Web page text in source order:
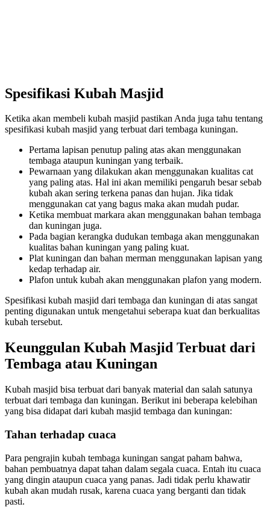
Spesifikasi Kubah Masjid
Ketika akan membeli kubah masjid pastikan Anda juga tahu tentang
spesifikasi kubah masjid yang terbuat dari tembaga kuningan.
Pertama lapisan penutup paling atas akan menggunakan
tembaga ataupun kuningan yang terbaik.
Pewarnaan yang dilakukan akan menggunakan kualitas cat
yang paling atas. Hal ini akan memiliki pengaruh besar sebab
kubah akan sering terkena panas dan hujan. Jika tidak
menggunakan cat yang bagus maka akan mudah pudar.
Ketika membuat markara akan menggunakan bahan tembaga
dan kuningan juga.
Pada bagian kerangka dudukan tembaga akan menggunakan
kualitas bahan kuningan yang paling kuat.
Plat kuningan dan bahan merman menggunakan lapisan yang
kedap terhadap air.
Plafon untuk kubah akan menggunakan plafon yang modern.
Spesifikasi kubah masjid dari tembaga dan kuningan di atas sangat
penting digunakan untuk mengetahui seberapa kuat dan berkualitas
kubah tersebut.
Keunggulan Kubah Masjid Terbuat dari
Tembaga atau Kuningan
Kubah masjid bisa terbuat dari banyak material dan salah satunya
terbuat dari tembaga dan kuningan. Berikut ini beberapa kelebihan
yang bisa didapat dari kubah masjid tembaga dan kuningan:
Tahan terhadap cuaca
Para pengrajin kubah tembaga kuningan sangat paham bahwa,
bahan pembuatnya dapat tahan dalam segala cuaca. Entah itu cuaca
yang dingin ataupun cuaca yang panas. Jadi tidak perlu khawatir
kubah akan mudah rusak, karena cuaca yang berganti dan tidak
pasti.